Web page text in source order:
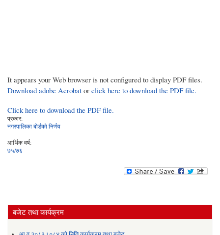
It appears your Web browser is not configured to display PDF files.
Download adobe Acrobat or click here to download the PDF file.
Click here to download the PDF file.
प्रकार:
नगरपालिका बोर्डको निर्णय
आर्थिक वर्ष:
७५/७६
बजेट तथा कार्यक्रम